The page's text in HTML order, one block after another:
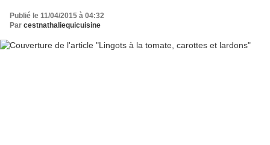
Publié le 11/04/2015 à 04:32
Par cestnathaliequicuisine